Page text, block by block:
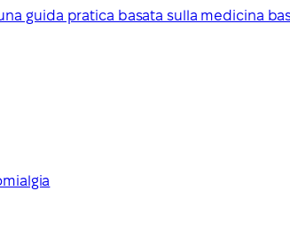
guida pratica basata sulla medicina